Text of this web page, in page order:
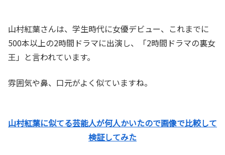
山村紅葉さんは、学生時代に女優デビュー、これまでに
500本以上の2時間ドラマに出演し、「2時間ドラマの裏女
王」と言われています。
雰囲気や鼻、口元がよく似ていますね。
山村紅葉に似てる芸能人が何人かいたので画像で比較して
検証してみた